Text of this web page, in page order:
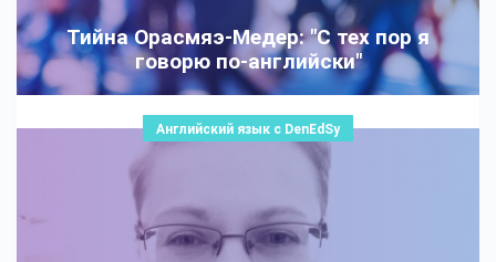
Тийна Орасмяэ-Медер: "С тех пор я
говорю по-английски"
Английский язык с DenEdSy